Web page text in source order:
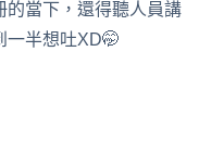
的當下，還得聽人員講
一半想吐XD🤭